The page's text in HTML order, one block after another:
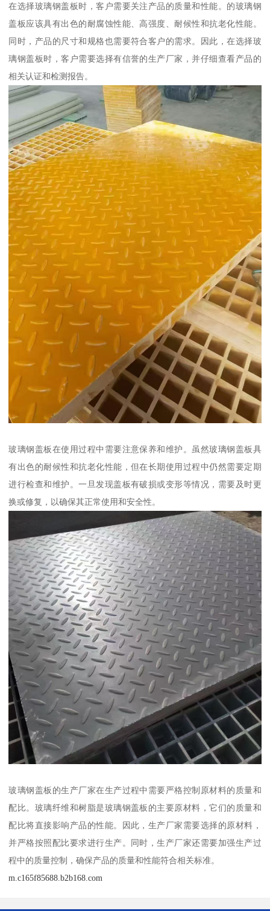
在选择玻璃钢盖板时，客户需要关注产品的质量和性能。的玻璃钢
盖板应该具有出色的耐腐蚀性能、高强度、耐候性和抗老化性能。
同时，产品的尺寸和规格也需要符合客户的需求。因此，在选择玻
璃钢盖板时，客户需要选择有信誉的生产厂家，并仔细查看产品的
相关认证和检测报告。
玻璃钢盖板在使用过程中需要注意保养和维护。虽然玻璃钢盖板具
有出色的耐候性和抗老化性能，但在长期使用过程中仍然需要定期
进行检查和维护。一旦发现盖板有破损或变形等情况，需要及时更
换或修复，以确保其正常使用和安全性。
玻璃钢盖板的生产厂家在生产过程中需要严格控制原材料的质量和
配比。玻璃纤维和树脂是玻璃钢盖板的主要原材料，它们的质量和
配比将直接影响产品的性能。因此，生产厂家需要选择的原材料，
并严格按照配比要求进行生产。同时，生产厂家还需要加强生产过
程中的质量控制，确保产品的质量和性能符合相关标准。
m.c165f85688.b2b168.com